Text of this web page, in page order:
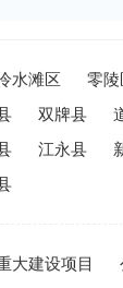
水滩区 零陵
双牌县
江永县
大建设项目